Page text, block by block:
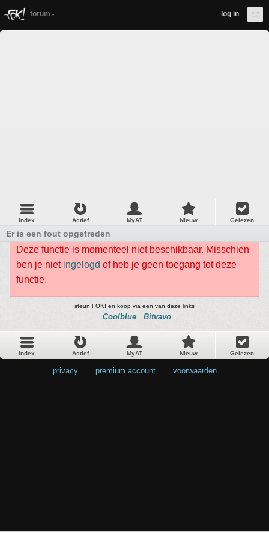
forum log in
Index Actief MyAT Nieuw Gelezen
Er is een fout opgetreden
Deze functie is momenteel niet beschikbaar. Misschien
ben je niet ingelogd of heb je geen toegang tot deze
functie.
steun FOK! en koop via een van deze links
Coolblue Bitvavo
Index Actief MyAT Nieuw Gelezen
privacy premium account voorwaarden